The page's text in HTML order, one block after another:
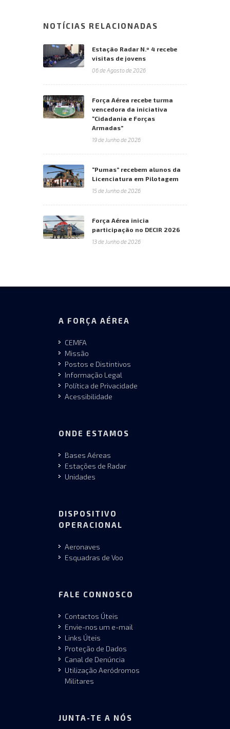
NOTÍCIAS RELACIONADAS
Estação Radar N.º 4 recebe
visitas de jovens
06 de Agosto de 2026
Força Aérea recebe turma
vencedora da iniciativa
“Cidadania e Forças
Armadas”
19 de Junho de 2026
“Pumas” recebem alunos da
Licenciatura em Pilotagem
15 de Junho de 2026
Força Aérea inicia
participação no DECIR 2026
13 de Junho de 2026
A FORÇA AÉREA
CEMFA
Missão
Postos e Distintivos
Informação Legal
Política de Privacidade
Acessibilidade
ONDE ESTAMOS
Bases Aéreas
Estações de Radar
Unidades
DISPOSITIVO
OPERACIONAL
Aeronaves
Esquadras de Voo
FALE CONNOSCO
Contactos Úteis
Envie-nos um e-mail
Links Úteis
Proteção de Dados
Canal de Denúncia
Utilização Aeródromos
Militares
JUNTA-TE A NÓS